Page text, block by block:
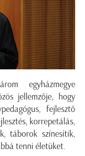
egyházmegye
jellemzője, hogy
fejlesztő
korrepetálás,
táborok színesítik,
tenni életüket.